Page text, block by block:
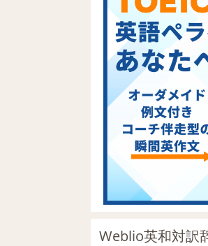
Weblio英和対訳